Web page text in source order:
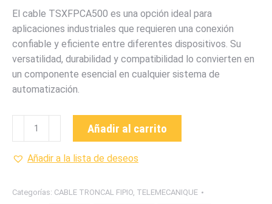
El cable TSXFPCA500 es una opción ideal para
aplicaciones industriales que requieren una conexión
confiable y eficiente entre diferentes dispositivos. Su
versatilidad, durabilidad y compatibilidad lo convierten en
un componente esencial en cualquier sistema de
automatización.
TSXFPCA500
TRONCAL
EQUIPAR
Añadir al carrito
Añadir a la lista de deseos
Categorías: CABLE TRONCAL FIPIO, TELEMECANIQUE